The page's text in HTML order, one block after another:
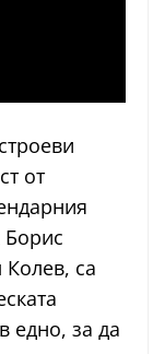
от
Колев, са
едно, за да